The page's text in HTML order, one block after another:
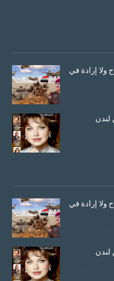
ولا إرادة في
ولا إرادة في